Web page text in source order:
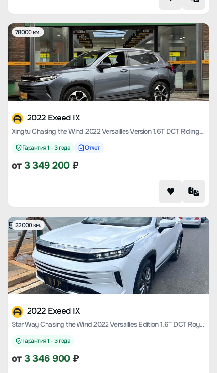
78000 км.
2022 Exeed IX
Xingtu Chasing the Wind 2022 Versailles Version 1.6T DCT Riding the Wind Version
Гарантия 1 - 3 года Отчет
от3 349 200₽
22000 км.
2022 Exeed IX
Star Way Chasing the Wind 2022 Versailles Edition 1.6T DCT Royal Popular Edition
Гарантия 1 - 3 года
от3 346 900₽